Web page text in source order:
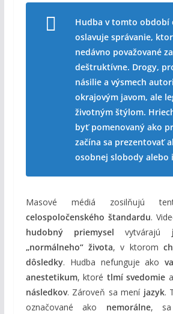
Hudba v tomto období
oslavuje správanie,
nedávno považované za
deštruktívne. Drogy,
násilie a výsmech
okrajovým javom, ale
životným štýlom.
byť pomenovaný ako
začína sa prezentovať
osobnej slobody alebo
Masové médiá zosilňujú
celospoločenského štandardu.
hudobný priemysel vytvárajú
„normálneho“ života, v ktorom
dôsledky. Hudba nefunguje ako
anestetikum, ktoré tlmí svedomie a
následkov. Zároveň sa mení jazyk.
označované ako nemorálne, sa